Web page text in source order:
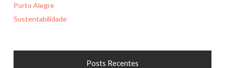
Porto Alegre
Sustentabilidade
Posts Recentes